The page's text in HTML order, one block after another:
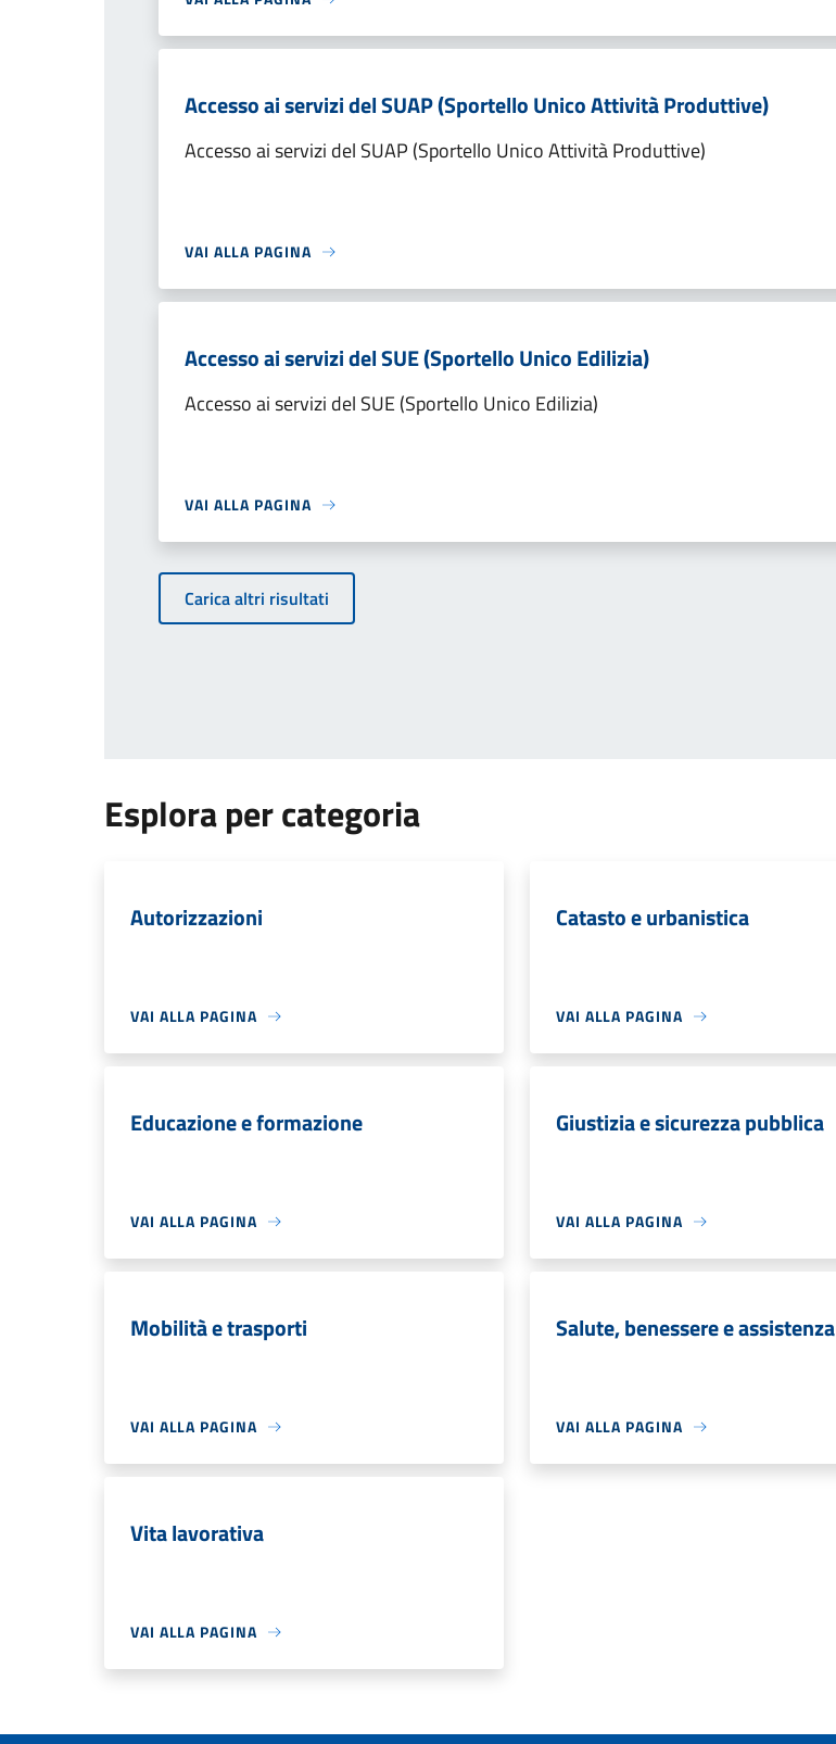
Accesso ai servizi del SUAP (Sportello Unico Attività Produttive)
Accesso ai servizi del SUAP (Sportello Unico Attività Produttive)
VAI ALLA PAGINA
Accesso ai servizi del SUE (Sportello Unico Edilizia)
Accesso ai servizi del SUE (Sportello Unico Edilizia)
VAI ALLA PAGINA
Carica altri risultati
Esplora per categoria
Autorizzazioni
VAI ALLA PAGINA
Catasto e urbanistica
VAI ALLA PAGINA
Educazione e formazione
VAI ALLA PAGINA
Giustizia e sicurezza pubblica
VAI ALLA PAGINA
Mobilità e trasporti
VAI ALLA PAGINA
Salute, benessere e assistenza
VAI ALLA PAGINA
Vita lavorativa
VAI ALLA PAGINA